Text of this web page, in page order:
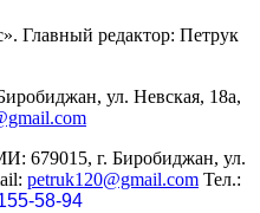
Главный редактор: Петрук
ул. Невская, 18а,
679015, г. Биробиджан, ул.
petruk120@gmail.com Тел.:
58-94